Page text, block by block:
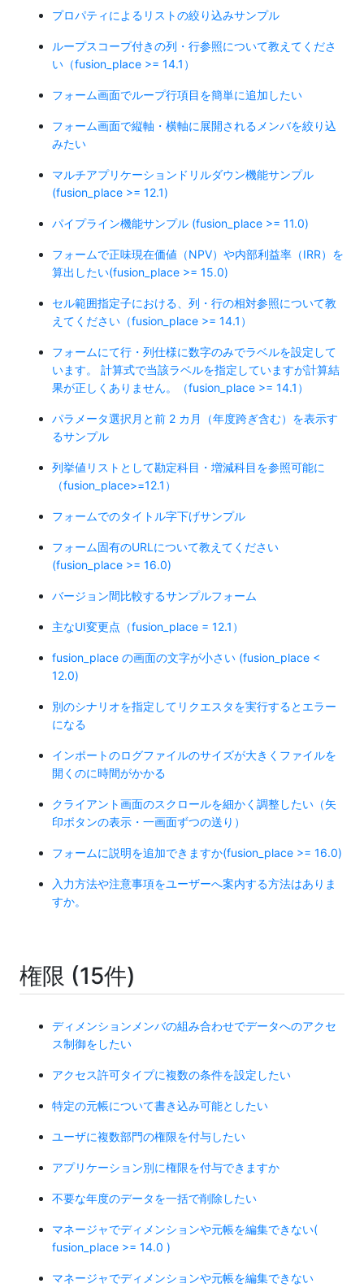
プロパティによるリストの絞り込みサンプル
ループスコープ付きの列・行参照について教えてくださ
い（fusion_place >= 14.1）
フォーム画面でループ行項目を簡単に追加したい
フォーム画面で縦軸・横軸に展開されるメンバを絞り込
みたい
マルチアプリケーションドリルダウン機能サンプル
(fusion_place >= 12.1)
パイプライン機能サンプル (fusion_place >= 11.0)
フォームで正味現在価値（NPV）や内部利益率（IRR）を
算出したい(fusion_place >= 15.0)
セル範囲指定子における、列・行の相対参照について教
えてください（fusion_place >= 14.1）
フォームにて行・列仕様に数字のみでラベルを設定して
います。 計算式で当該ラベルを指定していますが計算結
果が正しくありません。（fusion_place >= 14.1）
パラメータ選択月と前 2 カ月（年度跨ぎ含む）を表示す
るサンプル
列挙値リストとして勘定科目・増減科目を参照可能に
（fusion_place>=12.1）
フォームでのタイトル字下げサンプル
フォーム固有のURLについて教えてください
(fusion_place >= 16.0)
バージョン間比較するサンプルフォーム
主なUI変更点（fusion_place = 12.1）
fusion_place の画面の文字が小さい (fusion_place <
12.0)
別のシナリオを指定してリクエスタを実行するとエラー
になる
インポートのログファイルのサイズが大きくファイルを
開くのに時間がかかる
クライアント画面のスクロールを細かく調整したい（矢
印ボタンの表示・一画面ずつの送り）
フォームに説明を追加できますか(fusion_place >= 16.0)
入力方法や注意事項をユーザーへ案内する方法はありま
すか。
権限 (15件)
ディメンションメンバの組み合わせでデータへのアクセ
ス制御をしたい
アクセス許可タイプに複数の条件を設定したい
特定の元帳について書き込み可能としたい
ユーザに複数部門の権限を付与したい
アプリケーション別に権限を付与できますか
不要な年度のデータを一括で削除したい
マネージャでディメンションや元帳を編集できない(
fusion_place >= 14.0 )
マネージャでディメンションや元帳を編集できない